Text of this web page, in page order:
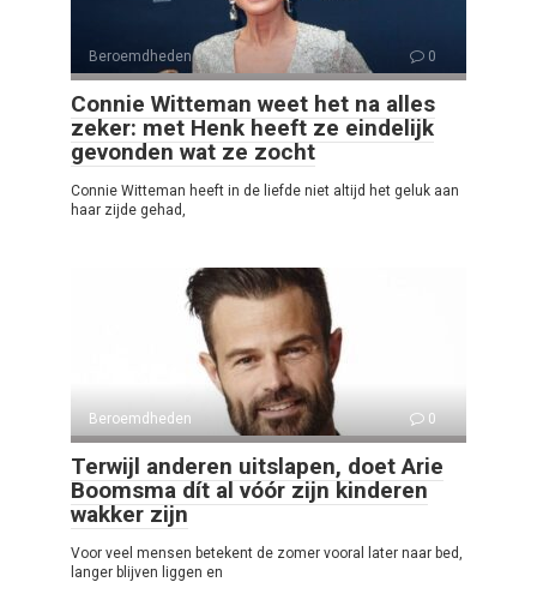
Beroemdheden 0
Connie Witteman weet het na alles
zeker: met Henk heeft ze eindelijk
gevonden wat ze zocht
Connie Witteman heeft in de liefde niet altijd het geluk aan
haar zijde gehad,
Beroemdheden 0
Terwijl anderen uitslapen, doet Arie
Boomsma dít al vóór zijn kinderen
wakker zijn
Voor veel mensen betekent de zomer vooral later naar bed,
langer blijven liggen en